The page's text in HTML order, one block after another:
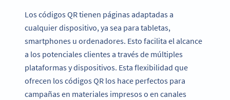
Los códigos QR tienen páginas adaptadas a
cualquier dispositivo, ya sea para tabletas,
smartphones u ordenadores. Esto facilita el alcance
a los potenciales clientes a través de múltiples
plataformas y dispositivos. Esta flexibilidad que
ofrecen los códigos QR los hace perfectos para
campañas en materiales impresos o en canales